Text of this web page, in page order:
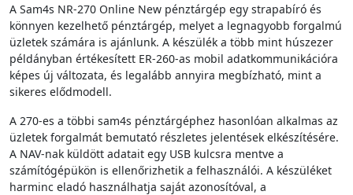
A Sam4s NR-270 Online New pénztárgép egy strapabíró és
könnyen kezelhető pénztárgép, melyet a legnagyobb forgalmú
üzletek számára is ajánlunk. A készülék a több mint húszezer
példányban értékesített ER-260-as mobil adatkommunikációra
képes új változata, és legalább annyira megbízható, mint a
sikeres elődmodell.
A 270-es a többi sam4s pénztárgéphez hasonlóan alkalmas az
üzletek forgalmát bemutató részletes jelentések elkészítésére.
A NAV-nak küldött adatait egy USB kulcsra mentve a
számítógépükön is ellenőrizhetik a felhasználói. A készüléket
harminc eladó használhatja saját azonosítóval, a